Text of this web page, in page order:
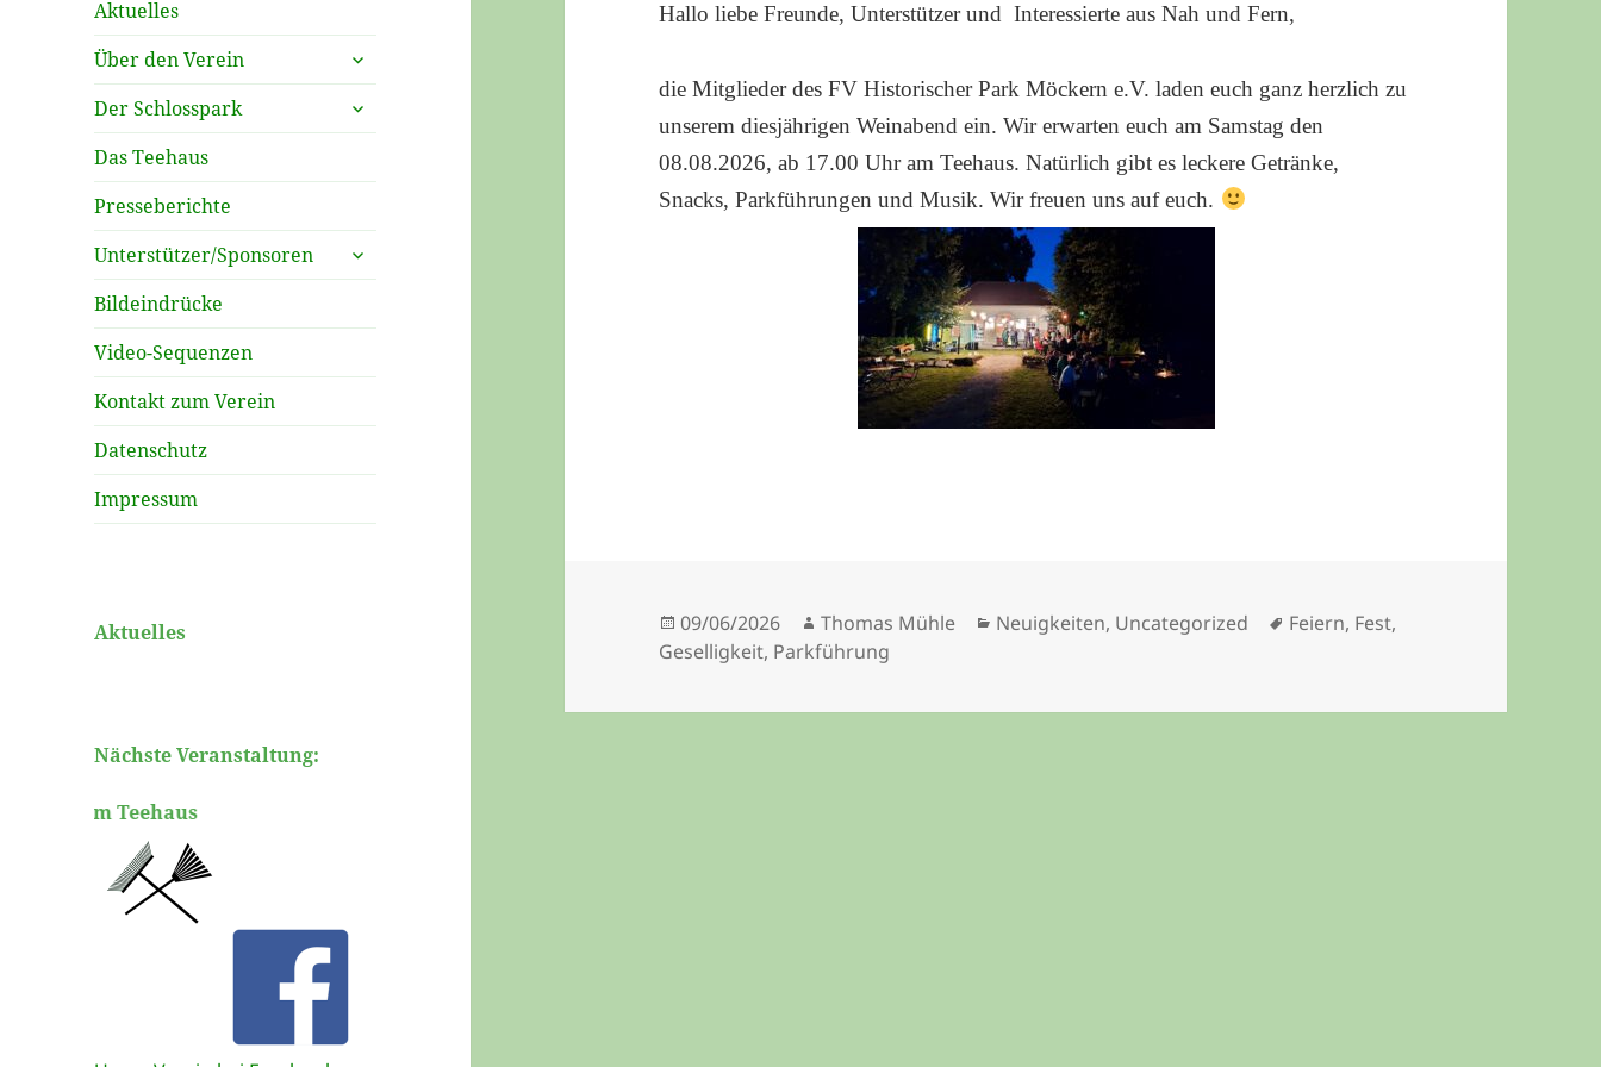
Aktuelles
Über den Verein
untermenü
öffnen
Der Schlosspark
untermenü
öffnen
Das Teehaus
Presseberichte
Unterstützer/Sponsoren
untermenü
öffnen
Bildeindrücke
Video-Sequenzen
Kontakt zum Verein
Datenschutz
Impressum
Aktuelles
Nächste Veranstaltung:
am Teehaus
Hallo liebe Freunde, Unterstützer und Interessierte aus Nah und Fern,
die Mitglieder des FV Historischer Park Möckern e.V. laden euch ganz herzlich zu
unserem diesjährigen Weinabend ein. Wir erwarten euch am Samstag den
08.08.2026, ab 17.00 Uhr am Teehaus. Natürlich gibt es leckere Getränke,
Snacks, Parkführungen und Musik. Wir freuen uns auf euch.
Veröffentlicht
am
09/06/2026 Autor
Thomas Mühle Kategorien
Neuigkeiten, Uncategorized Schlagwörter
Feiern, Fest,
Geselligkeit, Parkführung